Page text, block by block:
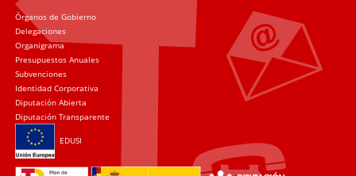
Órganos de Gobierno
Delegaciones
Organigrama
Presupuestos Anuales
Subvenciones
Identidad Corporativa
Diputación Abierta
Diputación Transparente
EDUSI